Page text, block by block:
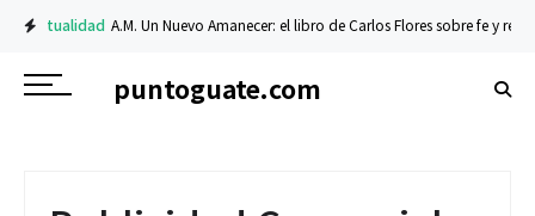
Actualidad A.M. Un Nuevo Amanecer: el libro de Carlos Flores sobre fe y
puntoguate.com